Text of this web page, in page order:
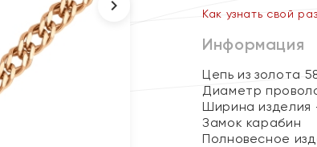
Как узнать свой
Информация
Цепь из золота
Диаметр
Ширина изделия
Замок карабин
Полновесное